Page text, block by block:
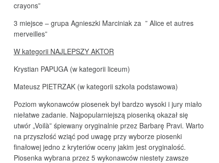
crayons”
3 miejsce – grupa Agnieszki Marciniak za ” Alice et autres
merveilles”
W kategorii NAJLEPSZY AKTOR
Krystian PAPUGA (w kategorii liceum)
Mateusz PIETRZAK (w kategorii szkoła podstawowa)
Poziom wykonawców piosenek był bardzo wysoki i jury miało
niełatwe zadanie. Najpopularniejszą piosenką okazał się
utwór „Voilà” śpiewany oryginalnie przez Barbarę Pravi. Warto
na przyszłość wziąć pod uwagę przy wyborze piosenki
finałowej jedno z kryteriów oceny jakim jest oryginalość.
Piosenka wybrana przez 5 wykonawców niestety zawsze